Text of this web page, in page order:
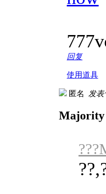
回复
使用道具
匿名 发表
Majority